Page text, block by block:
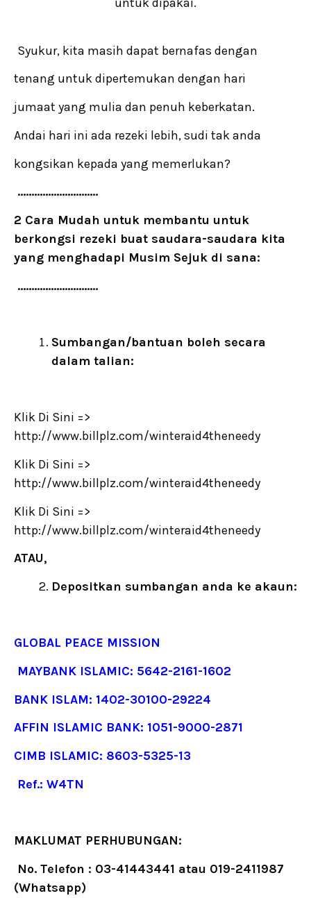
Syukur, kita masih dapat bernafas dengan
tenang untuk dipertemukan dengan hari
jumaat yang mulia dan penuh keberkatan.
Andai hari ini ada rezeki lebih, sudi tak anda
kongsikan kepada yang memerlukan?
………………………..
2 Cara Mudah untuk membantu untuk
berkongsi rezeki buat saudara-saudara kita
yang menghadapi Musim Sejuk di sana:
………………………..
Sumbangan/bantuan boleh secara
dalam talian:
Klik Di Sini =>
http://www.billplz.com/winteraid4theneedy
Klik Di Sini =>
http://www.billplz.com/winteraid4theneedy
Klik Di Sini =>
http://www.billplz.com/winteraid4theneedy
ATAU,
Depositkan sumbangan anda ke akaun:
GLOBAL PEACE MISSION
MAYBANK ISLAMIC: 5642-2161-1602
BANK ISLAM: 1402-30100-29224
AFFIN ISLAMIC BANK: 1051-9000-2871
CIMB ISLAMIC: 8603-5325-13
Ref.: W4TN
MAKLUMAT PERHUBUNGAN:
No. Telefon : 03-41443441 atau 019-2411987
(Whatsapp)